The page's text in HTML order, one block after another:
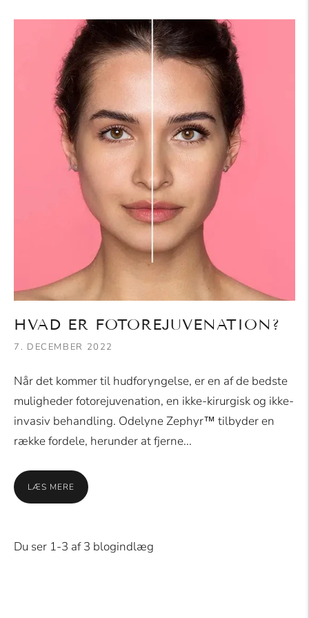
HVAD ER FOTOREJUVENATION?
7. DECEMBER 2022
Når det kommer til hudforyngelse, er en af de bedste
muligheder fotorejuvenation, en ikke-kirurgisk og ikke-
invasiv behandling. Odelyne Zephyr™ tilbyder en
række fordele, herunder at fjerne...
LÆS MERE
Du ser 1-3 af 3 blogindlæg